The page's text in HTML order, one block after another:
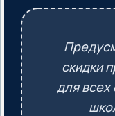
скидки
для